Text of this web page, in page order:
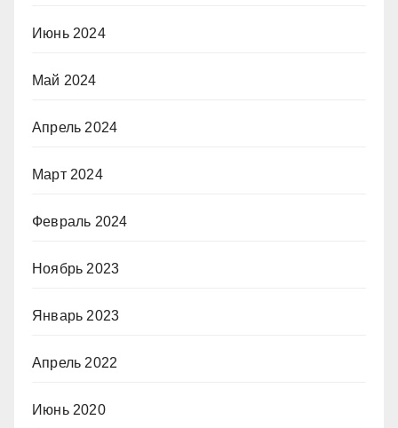
Июнь 2024
Май 2024
Апрель 2024
Март 2024
Февраль 2024
Ноябрь 2023
Январь 2023
Апрель 2022
Июнь 2020